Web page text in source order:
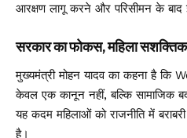
आरक्षण लागू करने और परिसीमन के बाद
सरकार का फोकस, महिला
मुख्यमंत्री मोहन यादव का कहना है
केवल एक कानून नहीं, बल्कि सामाजिक
यह कदम महिलाओं को राजनीति में
है।